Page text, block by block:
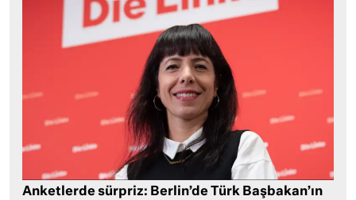
Anketlerde sürpriz: Berlin’de Türk Başbakan’ın